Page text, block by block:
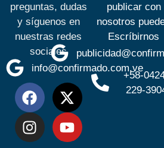
preguntas, dudas
y síguenos en
nuestras redes
sociales
info@confirmado.com.ve
publicar con
nosotros
Escríbirnos
+58-
229-